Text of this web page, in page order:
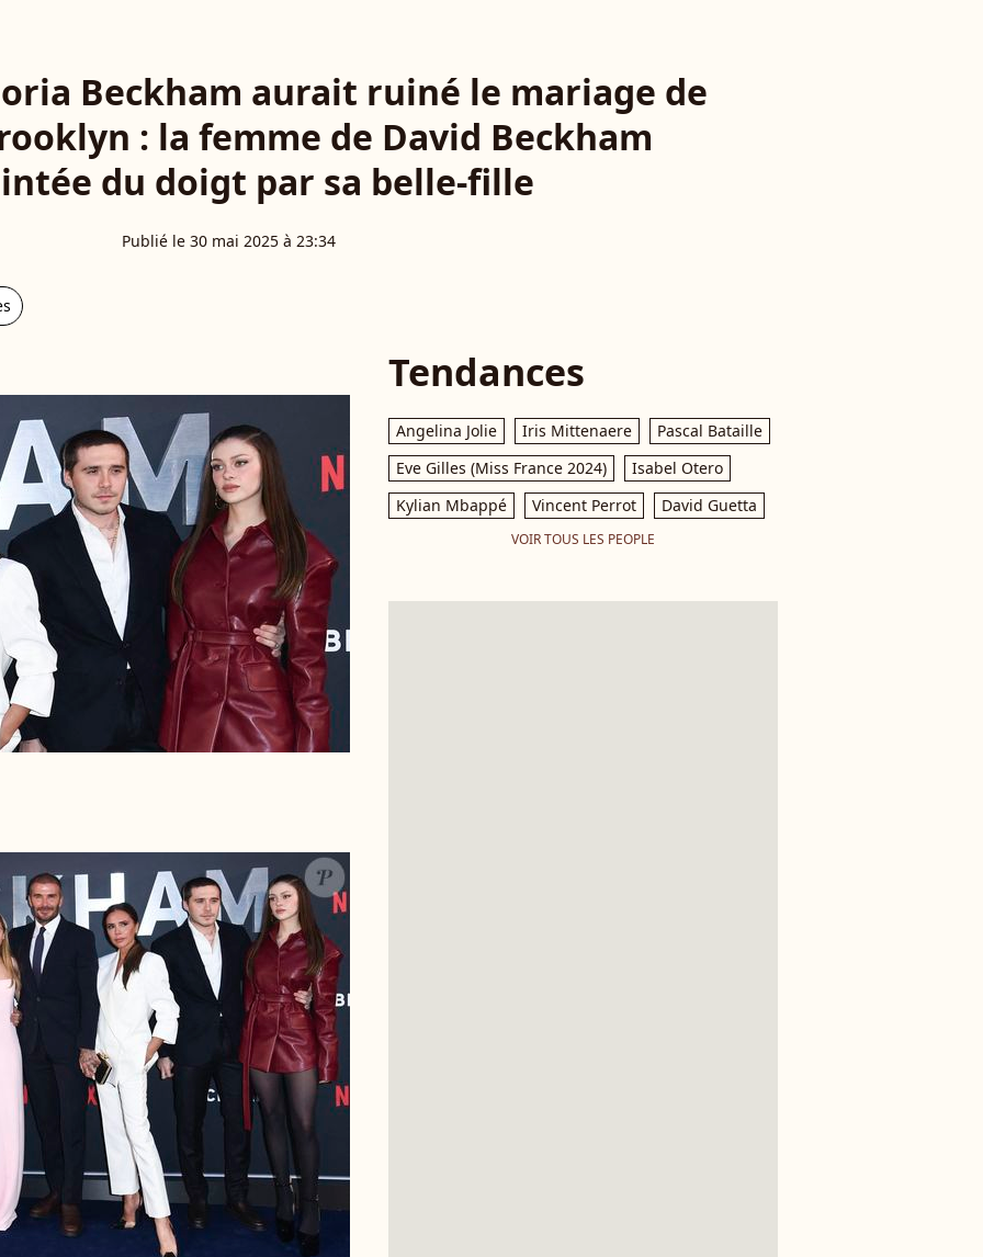
Beckham aurait ruiné le mariage de
: la femme de David Beckham
du doigt par sa belle-fille
Publié le 30 mai 2025 à 23:34
Tendances
Angelina Jolie Iris Mittenaere
Pascal Bataille
Eve Gilles (Miss France 2024)
Isabel Otero
Kylian Mbappé
Vincent Perrot David Guetta
VOIR TOUS LES PEOPLE